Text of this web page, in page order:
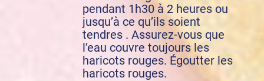
pendant 1h30 à 2 heures ou
jusqu’à ce qu’ils soient
tendres . Assurez-vous que
l’eau couvre toujours les
haricots rouges. Égoutter les
haricots rouges.